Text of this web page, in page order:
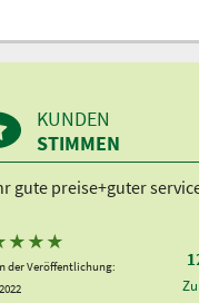
KUNDEN
STIMMEN
gute preise+guter
★ ★ ★
der Veröffentlichung: